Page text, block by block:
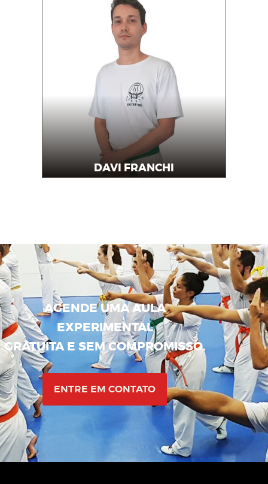
DAVI FRANCHI
Instrutor
AGENDE UMA AULA
EXPERIMENTAL
GRATUITA E SEM COMPROMISSO.
ENTRE EM CONTATO